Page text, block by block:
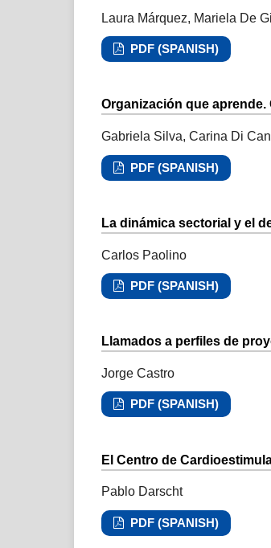
Laura Márquez, Mariela De
PDF (SPANISH)
Organización que aprende.
Gabriela Silva, Carina Di
PDF (SPANISH)
La dinámica sectorial y el
Carlos Paolino
PDF (SPANISH)
Llamados a perfiles de
Jorge Castro
PDF (SPANISH)
El Centro de
Pablo Darscht
PDF (SPANISH)